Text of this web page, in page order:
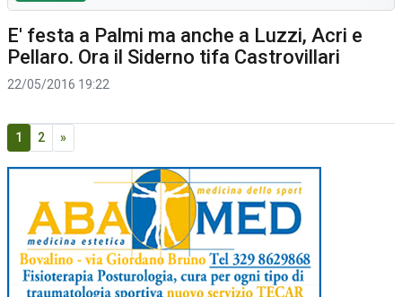
E' festa a Palmi ma anche a Luzzi, Acri e
Pellaro. Ora il Siderno tifa Castrovillari
22/05/2016 19:22
1 2 »